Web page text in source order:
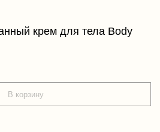
крем для тела Body
В корзину